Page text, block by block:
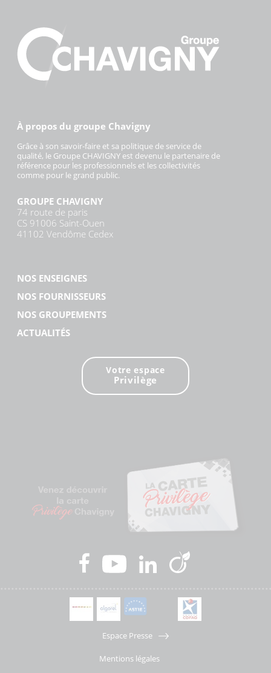
À propos du groupe Chavigny
Grâce à son savoir-faire et sa politique de service de
qualité, le Groupe CHAVIGNY est devenu le partenaire de
référence pour les professionnels et les collectivités
comme pour le grand public.
GROUPE CHAVIGNY
74 route de paris
CS 91006 Saint-Ouen
41102 Vendôme Cedex
NOS ENSEIGNES
NOS FOURNISSEURS
NOS GROUPEMENTS
ACTUALITÉS
Votre espace
Privilège
Espace Presse
Mentions légales